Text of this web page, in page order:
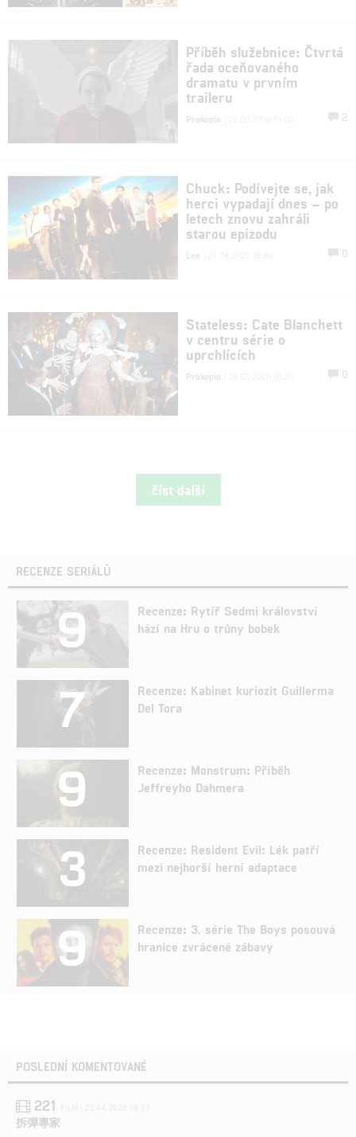
Příběh služebnice: Čtvrtá
řada oceňovaného
dramatu v prvním
traileru
Prokopio 2
Chuck: Podívejte se, jak
herci vypadají dnes – po
letech znovu zahráli
starou epizodu
Lee 0
Stateless: Cate Blanchett
v centru série o
uprchlících
Prokopio 0
číst další
RECENZE SERIÁLŮ
9
Recenze: Rytíř Sedmi království
hází na Hru o trůny bobek
7
Recenze: Kabinet kuriozit Guillerma
Del Tora
9
Recenze: Monstrum: Příběh
Jeffreyho Dahmera
3
Recenze: Resident Evil: Lék patří
mezi nejhorší herní adaptace
9
Recenze: 3. série The Boys posouvá
hranice zvrácené zábavy
POSLEDNÍ KOMENTOVANÉ
221
拆彈專家